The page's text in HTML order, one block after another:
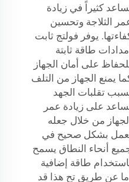
كثيراً في زيادة
الثلاجة وتحسين
يوفر فولتج ثابت
طاقة ثابتة
على أمان الجهاز
يمنع الجهاز من التلف
تقلبات الجهد
على زيادة عمر
من خلال جعله
بشكل صحيح في
أنحاء النطاق يسمح
طاقة إضافية
عن طريق تح هذا قد